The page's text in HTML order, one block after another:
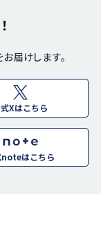
届けします。
Xはこちら
noteはこちら